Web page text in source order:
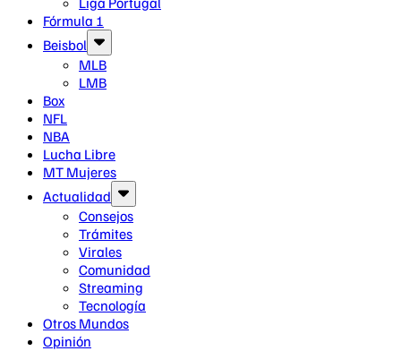
Fórmula 1
Beisbol
MLB
LMB
Box
NFL
NBA
Lucha Libre
MT Mujeres
Actualidad
Consejos
Trámites
Virales
Comunidad
Streaming
Tecnología
Otros Mundos
Opinión